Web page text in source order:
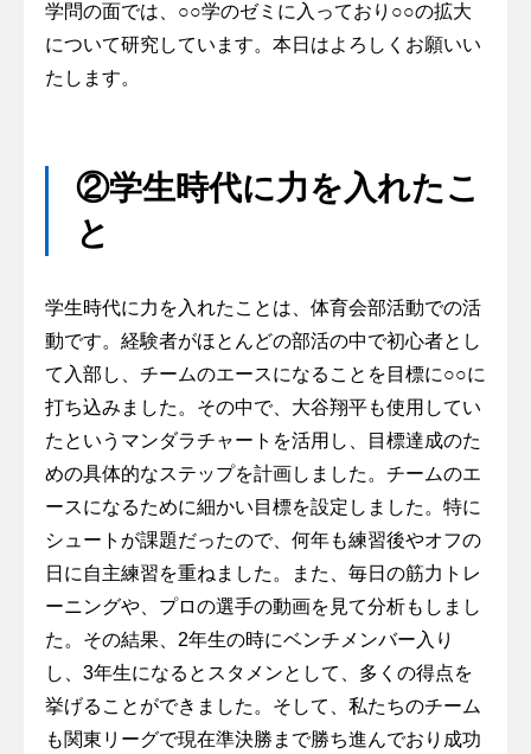
学問の面では、○○学のゼミに入っており○○の拡大
について研究しています。本日はよろしくお願いい
たします。
②学生時代に力を入れたこ
と
学生時代に力を入れたことは、体育会部活動での活
動です。経験者がほとんどの部活の中で初心者とし
て入部し、チームのエースになることを目標に○○に
打ち込みました。その中で、大谷翔平も使用してい
たというマンダラチャートを活用し、目標達成のた
めの具体的なステップを計画しました。チームのエ
ースになるために細かい目標を設定しました。特に
シュートが課題だったので、何年も練習後やオフの
日に自主練習を重ねました。また、毎日の筋力トレ
ーニングや、プロの選手の動画を見て分析もしまし
た。その結果、2年生の時にベンチメンバー入り
し、3年生になるとスタメンとして、多くの得点を
挙げることができました。そして、私たちのチーム
も関東リーグで現在準決勝まで勝ち進んでおり成功